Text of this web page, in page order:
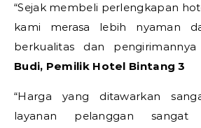
“Sejak membeli perlengkapan
kami merasa lebih nyaman
berkualitas dan
Budi, Pemilik Hotel Bintang 3
“Harga yang ditawarkan
layanan pelanggan sangat